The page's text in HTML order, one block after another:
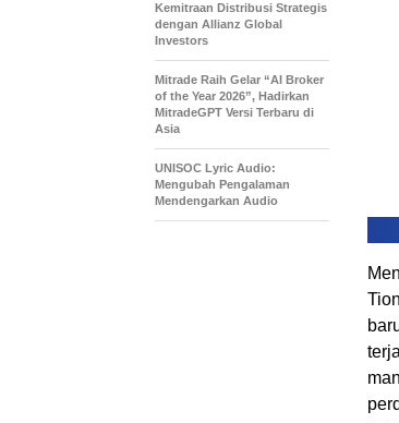
Kemitraan Distribusi Strategis
dengan Allianz Global
Investors
Mitrade Raih Gelar “AI Broker
of the Year 2026”, Hadirkan
MitradeGPT Versi Terbaru di
Asia
UNISOC Lyric Audio:
Mengubah Pengalaman
Mendengarkan Audio